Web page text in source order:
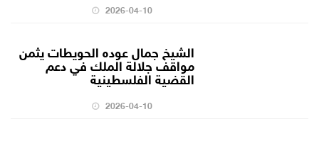
2026-04-10
الشيخ جمال عوده الحويطات يثمن
مواقف جلالة الملك في دعم
القضية الفلسطينية
2026-04-10